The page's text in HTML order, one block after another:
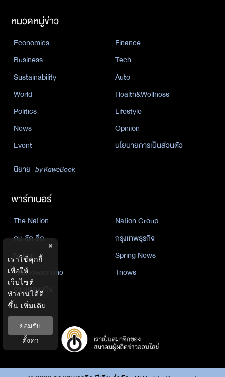
หมวดหมู่ข่าว
Economics
Finance
Business
Tech
Sustainability
Auto
World
Health&Wellness
Politics
Lifestyle
News
Opinion
Event
นโยบายการเป็นส่วนตัว
นิยาย by KaweBook
พาร์ทเนอร์
The Nation
Nation Group
คม ชัด ลึก
กรุงเทพธุรกิจ
Nation
Spring News
Thainewsonline
Tnews
ฐานเศรษฐกิจ
×
เราใช้คุกกี้
เพื่อให้
เว็บไซต์
ทำงานได้ดี
ขึ้น เพิ่มเติม
ยอมรับ
ตั้งค่า